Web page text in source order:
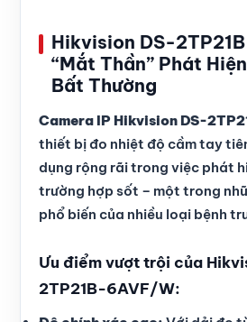
Hikvision DS-
“Mắt Thần” Phát
Bất Thường
Camera IP Hikvision DS-
thiết bị đo nhiệt độ cầm tay
dụng rộng rãi trong việc phát
trường hợp sốt – một trong
phổ biến của nhiều loại bệnh
Ưu điểm vượt trội của
2TP21B-6AVF/W: